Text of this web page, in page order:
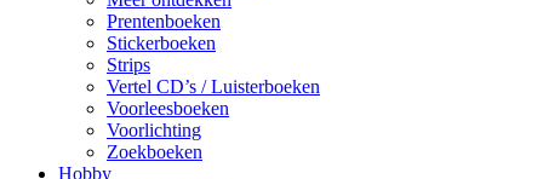
Prentenboeken
Stickerboeken
Strips
Vertel CD’s / Luisterboeken
Voorleesboeken
Voorlichting
Zoekboeken
Hobby